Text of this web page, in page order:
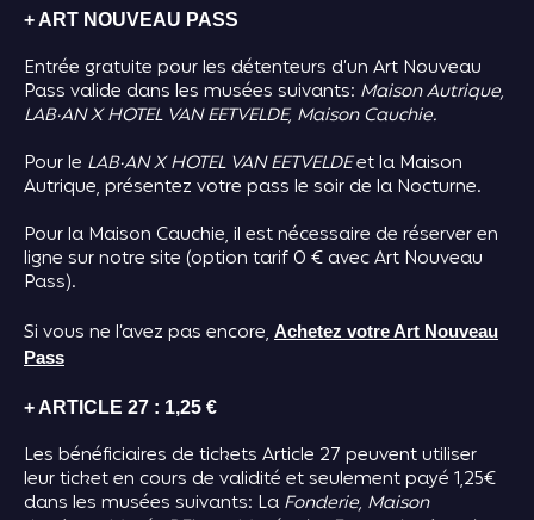
+ ART NOUVEAU PASS
Entrée gratuite pour les détenteurs d’un Art Nouveau
Pass valide dans les musées suivants: Maison Autrique,
LAB·AN X HOTEL VAN EETVELDE, Maison Cauchie.
Pour le LAB·AN X HOTEL VAN EETVELDEet la Maison
Autrique, présentez votre pass le soir de la Nocturne.
Pour la Maison Cauchie, il est nécessaire de réserver en
ligne sur notre site (option tarif 0 € avec Art Nouveau
Pass).
Si vous ne l’avez pas encore, Achetez votre Art Nouveau
Pass
+ ARTICLE 27 : 1,25 €
Les bénéficiaires de tickets Article 27 peuvent utiliser
leur ticket en cours de validité et seulement payé 1,25€
dans les musées suivants: La Fonderie, Maison